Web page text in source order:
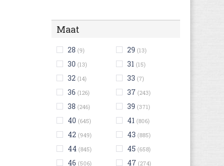
Maat
28 (9) 29 (13)
30 (13) 31 (15)
32 (14) 33 (7)
36 (126) 37 (243)
38 (246) 39 (371)
40 (645) 41 (806)
42 (949) 43 (885)
44 (845) 45 (658)
46 (506) 47 (274)